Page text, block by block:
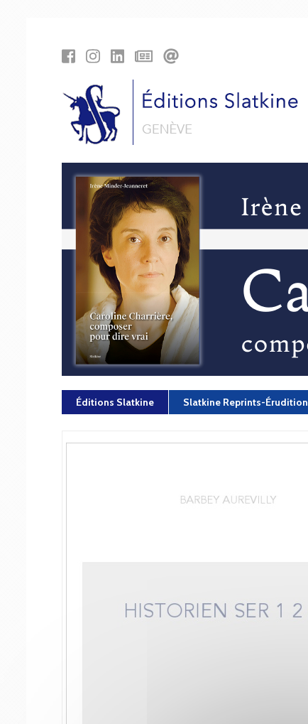
Éditions Slatkine Slatkine Reprints-Érudition